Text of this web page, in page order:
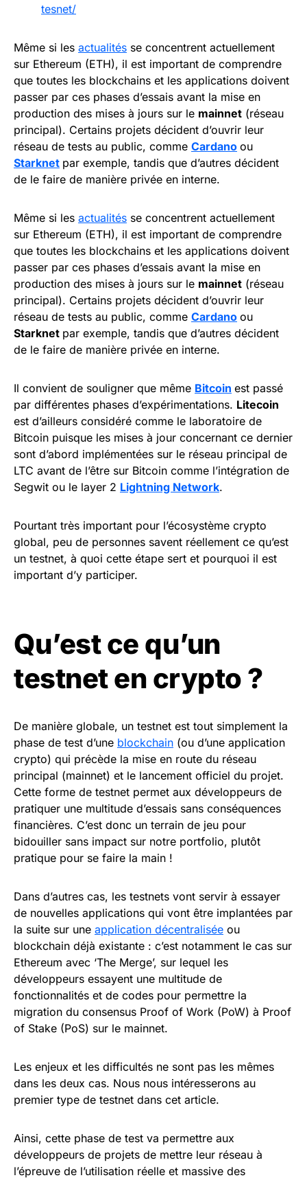
tesnet/
Même si les actualités se concentrent actuellement
sur Ethereum (ETH), il est important de comprendre
que toutes les blockchains et les applications doivent
passer par ces phases d’essais avant la mise en
production des mises à jours sur le mainnet (réseau
principal). Certains projets décident d’ouvrir leur
réseau de tests au public, comme Cardano ou
Starknet par exemple, tandis que d’autres décident
de le faire de manière privée en interne.
Même si les actualités se concentrent actuellement
sur Ethereum (ETH), il est important de comprendre
que toutes les blockchains et les applications doivent
passer par ces phases d’essais avant la mise en
production des mises à jours sur le mainnet (réseau
principal). Certains projets décident d’ouvrir leur
réseau de tests au public, comme Cardano ou
Starknet par exemple, tandis que d’autres décident
de le faire de manière privée en interne.
Il convient de souligner que même Bitcoin est passé
par différentes phases d’expérimentations. Litecoin
est d’ailleurs considéré comme le laboratoire de
Bitcoin puisque les mises à jour concernant ce dernier
sont d’abord implémentées sur le réseau principal de
LTC avant de l’être sur Bitcoin comme l’intégration de
Segwit ou le layer 2 Lightning Network.
Pourtant très important pour l’écosystème crypto
global, peu de personnes savent réellement ce qu’est
un testnet, à quoi cette étape sert et pourquoi il est
important d’y participer.
Qu’est ce qu’un
testnet en crypto ?
De manière globale, un testnet est tout simplement la
phase de test d’une blockchain (ou d’une application
crypto) qui précède la mise en route du réseau
principal (mainnet) et le lancement officiel du projet.
Cette forme de testnet permet aux développeurs de
pratiquer une multitude d’essais sans conséquences
financières. C’est donc un terrain de jeu pour
bidouiller sans impact sur notre portfolio, plutôt
pratique pour se faire la main !
Dans d’autres cas, les testnets vont servir à essayer
de nouvelles applications qui vont être implantées par
la suite sur une application décentralisée ou
blockchain déjà existante : c’est notamment le cas sur
Ethereum avec ‘The Merge’, sur lequel les
développeurs essayent une multitude de
fonctionnalités et de codes pour permettre la
migration du consensus Proof of Work (PoW) à Proof
of Stake (PoS) sur le mainnet.
Les enjeux et les difficultés ne sont pas les mêmes
dans les deux cas. Nous nous intéresserons au
premier type de testnet dans cet article.
Ainsi, cette phase de test va permettre aux
développeurs de projets de mettre leur réseau à
l’épreuve de l’utilisation réelle et massive des